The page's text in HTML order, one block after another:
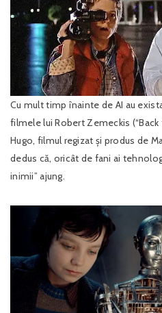
Cu mult timp înainte de AI au
filmele lui Robert Zemeckis
Hugo, filmul regizat și produs de
dedus că, oricât de fani ai
inimii” ajung.